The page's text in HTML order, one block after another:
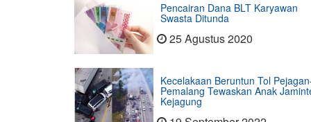
Pencairan Dana BLT Karyawan
Swasta Ditunda
25 Agustus 2020
Kecelakaan Beruntun Tol
Pemalang Tewaskan Anak
Kejagung